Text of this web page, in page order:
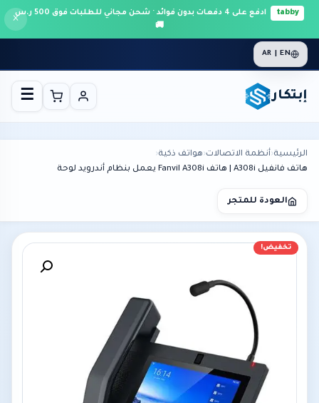
tabby
ادفع على 4 دفعات بدون فوائد · شحن مجاني للطلبات فوق 500 ر.س
🚚
×
AR | EN
إبتكار ☰
الرئيسية›أنظمة الاتصالات›هواتف ذكية›
هاتف فانفيل A308i | هاتف Fanvil A308i يعمل بنظام أندرويد لوحة
العودة للمتجر
تخفيض!